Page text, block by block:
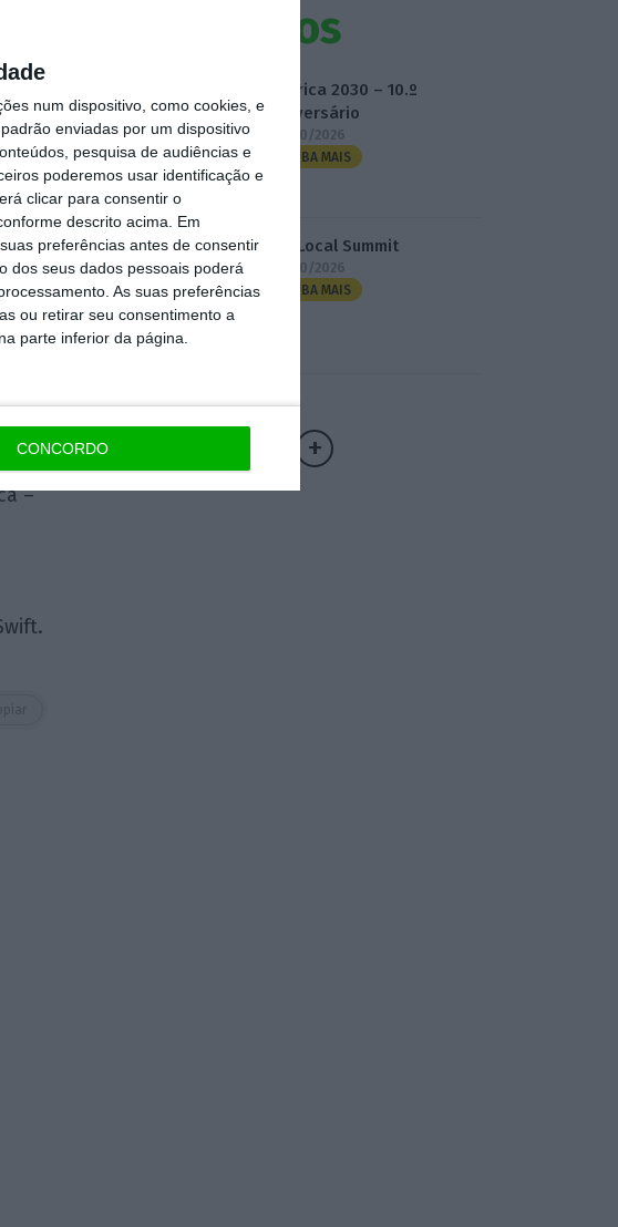
num dispositivo, como cookies, e
enviadas por um dispositivo
pesquisa de audiências e
poderemos usar identificação e
clicar para consentir o
descrito acima. Em
preferências antes de consentir
dos seus dados pessoais poderá
As suas preferências
ou retirar seu consentimento a
parte inferior da página.
CONCORDO
a
–
Eventos
Fábrica 2030 – 10.º
Aniversário
14/10/2026
SAIBA MAIS
3.º Local Summit
07/10/2026
SAIBA MAIS